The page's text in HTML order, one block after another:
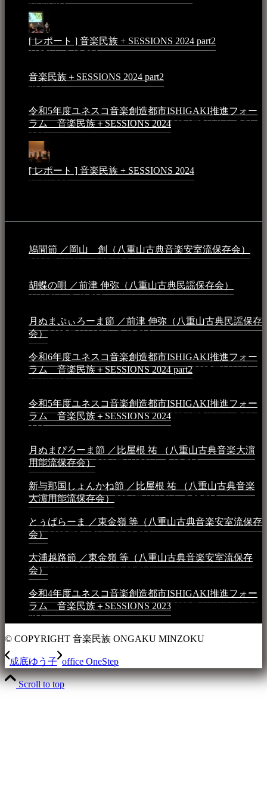
10:50 PM
[ レポート ] 音楽民族 + SESSIONS 2024 part2
月25日 - 9:13 PM
音楽民族＋SESSIONS 2024 part2
PM
令和5年度ユネスコ音楽創造都市ISHIGAKI推進フォー
ラム 音楽民族＋SESSIONS 20242024年5月4日 - 7:21
AM
[ レポート ] 音楽民族 + SESSIONS 2024
10:16 AM
鳩間節 ／岡山 創（八重山古典音楽安室流保存会）
2026年4月6日 - 1:13 AM
胡蝶の唄 ／前津 伸弥（八重山古典民謡保存会）
4月16日 - 3:48 PM
月ぬまぷぃろーま節 ／前津 伸弥（八重山古典民謡保存
会）2025年4月16日 - 3:48 PM
令和6年度ユネスコ音楽創造都市ISHIGAKI推進フォー
ラム 音楽民族＋SESSIONS 2024 part22025年1月1日 -
10:50 PM
令和5年度ユネスコ音楽創造都市ISHIGAKI推進フォー
ラム 音楽民族＋SESSIONS 20242024年5月4日 - 7:21
AM
月ぬまぴろーま節 ／比屋根 祐 （八重山古典音楽大濵
用能流保存会）2024年4月20日 - 5:19 PM
新与那国しょんかね節 ／比屋根 祐 （八重山古典音楽
大濵用能流保存会）2024年4月16日 - 3:57 PM
とぅばらーま ／東金嶺 等（八重山古典音楽安室流保存
会）2023年5月5日 - 10:08 PM
大浦越路節 ／東金嶺 等（八重山古典音楽安室流保存
会）2023年5月5日 - 10:03 PM
令和4年度ユネスコ音楽創造都市ISHIGAKI推進フォー
ラム 音楽民族＋SESSIONS 20232023年4月4日 - 11:36
PM
© COPYRIGHT 音楽民族 ONGAKU MINZOKU
成底ゆう子 office OneStep
Scroll to top